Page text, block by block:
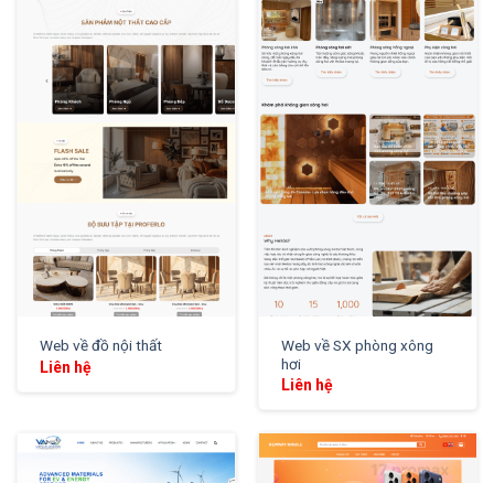
Web về đồ nội thất
Liên hệ
XEM THỬ
Web về SX phòng xông
hơi
Liên hệ